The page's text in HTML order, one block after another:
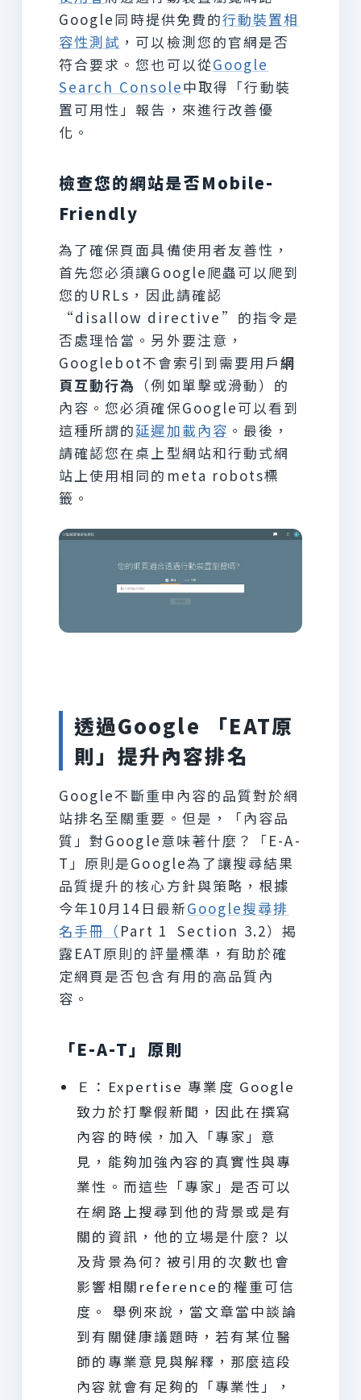
Google同時提供免費的行動裝置相
容性測試 ，可以檢測您的官網是否
符合要求。您也可以從Google
Search Console中取得「行動裝
置可用性」報告，來進行改善優
化。
檢查您的網站是否Mobile-
Friendly
為了確保頁面具備使用者友善性，
首先您必須讓Google爬蟲可以爬到
您的URLs，因此請確認
“disallow directive”的指令是
否處理恰當。另外要注意，
Googlebot不會索引到需要用戶網
頁互動行為 （例如單擊或滑動）的
內容。您必須確保Google可以看到
這種所謂的延遲加載內容 。最後，
請確認您在桌上型網站和行動式網
站上使用相同的meta robots標
籤。
透過Google 「EAT原
則」提升內容排名
Google不斷重申內容的品質對於網
站排名至關重要。但是，「內容品
質」對Google意味著什麼？「E-A-
T」原則是Google為了讓搜尋結果
品質提升的核心方針與策略，根據
今年10月14日最新Google搜尋排
名手冊（ Part 1 Section 3.2）揭
露EAT原則的評量標準，有助於確
定網頁是否包含有用的高品質內
容。
「E-A-T」原則
Ｅ：Expertise 專業度 Google
致力於打擊假新聞，因此在撰寫
內容的時候，加入「專家」意
見，能夠加強內容的真實性與專
業性。而這些「專家」是否可以
在網路上搜尋到他的背景或是有
關的資訊，他的立場是什麼? 以
及背景為何? 被引用的次數也會
影響相關reference的權重可信
度。 舉例來說，當文章當中談論
到有關健康議題時，若有某位醫
師的專業意見與解釋，那麼這段
內容就會有足夠的「專業性」，